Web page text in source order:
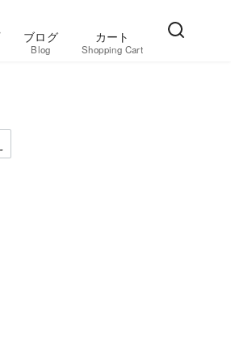
ブログ
Blog
カート
Shopping Cart